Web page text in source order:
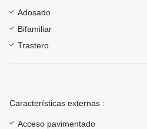
Adosado
Bifamiliar
Trastero
Características externas :
Acceso pavimentado